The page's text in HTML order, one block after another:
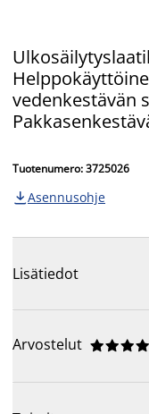
vedenkestävän
Tuotenumero: 3725026
 Asennusohje
Lisätiedot
Arvostelut 



